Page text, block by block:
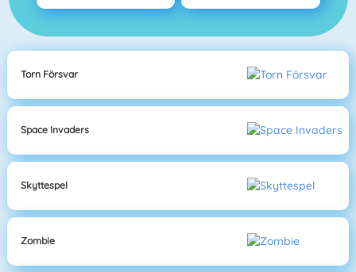
Torn Försvar
Space Invaders
Skyttespel
Zombie